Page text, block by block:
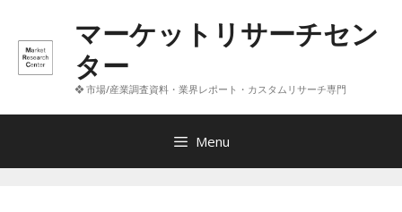
へ
マーケットリサーチセン
ター
❖ 市場/産業調査資料・業界レポート・カスタムリサーチ専門
Menu